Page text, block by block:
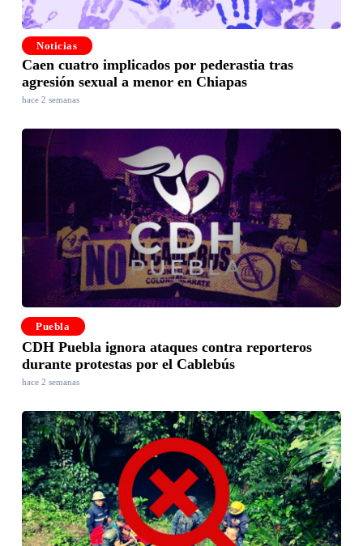
Noticias
Caen cuatro implicados por pederastia tras
agresión sexual a menor en Chiapas
hace 2 semanas
Puebla
CDH Puebla ignora ataques contra reporteros
durante protestas por el Cablebús
hace 2 semanas